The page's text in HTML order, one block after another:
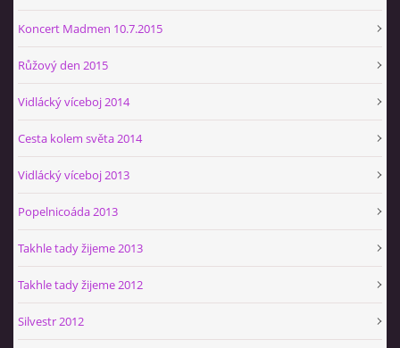
Koncert Madmen 10.7.2015
Růžový den 2015
Vidlácký víceboj 2014
Cesta kolem světa 2014
Vidlácký víceboj 2013
Popelnicoáda 2013
Takhle tady žijeme 2013
Takhle tady žijeme 2012
Silvestr 2012